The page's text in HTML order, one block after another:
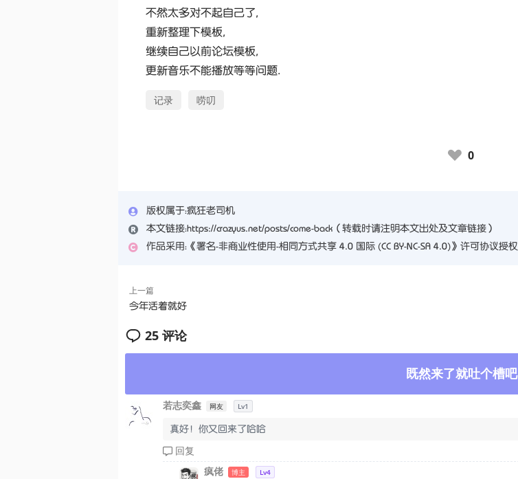
不然太多对不起自己了,
重新整理下模板,
继续自己以前论坛模板,
更新音乐不能播放等等问题.
记录 唠叨
♥ 0
版权属于：疯狂老司机
本文链接：https://crazyus.net/posts/come-back （转载时请注明本文出处及文章链接）
作品采用： 《 署名-非商业性使用-相同方式共享 4.0 国际 (CC BY-NC-SA 4.0) 》许可协议授权
上一篇
今年活着就好
25 评论
既然来了就吐个槽吧
若志奕鑫 网友 Lv1
真好！你又回来了哈哈
回复
疯佬
博主 Lv4